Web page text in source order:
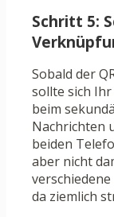
Schritt 5:
Sobald der
sollte sich
beim
Nachrichten
beiden
aber nicht
da ziemlich